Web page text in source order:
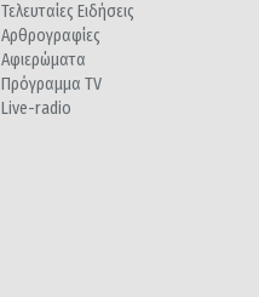
Τελευταίες Ειδήσεις
Αρθρογραφίες
Αφιερώματα
Πρόγραμμα TV
Live-radio